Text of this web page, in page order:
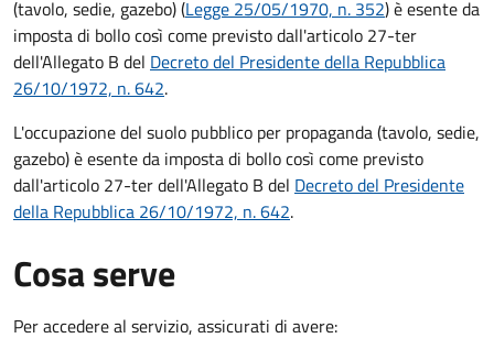
(tavolo, sedie, gazebo) (Legge 25/05/1970, n. 352) è esente da
imposta di bollo così come previsto dall'articolo 27-ter
dell'Allegato B del Decreto del Presidente della Repubblica
26/10/1972, n. 642.
L'occupazione del suolo pubblico per propaganda (tavolo, sedie,
gazebo) è esente da imposta di bollo così come previsto
dall'articolo 27-ter dell'Allegato B del Decreto del Presidente
della Repubblica 26/10/1972, n. 642.
Cosa serve
Per accedere al servizio, assicurati di avere: